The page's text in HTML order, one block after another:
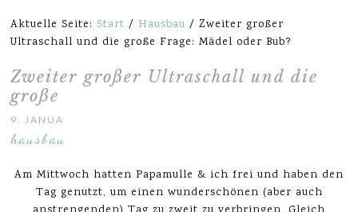
Aktuelle Seite:Start / Hausbau / Zweiter großer
Ultraschall und die große Frage: Mädel oder Bub?
Zweiter großer Ultraschall und die
große Frage: Mädel oder Bub?
9. JANUAR 2015
hausbau
Am Mittwoch hatten Papamulle & ich frei und haben den
Tag genutzt, um einen wunderschönen (aber auch